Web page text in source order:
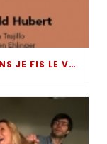
NOUVEAU SPECTACLE : À QUINZE ANS JE FIS LE VOEU D’ÊTRE POÈTE